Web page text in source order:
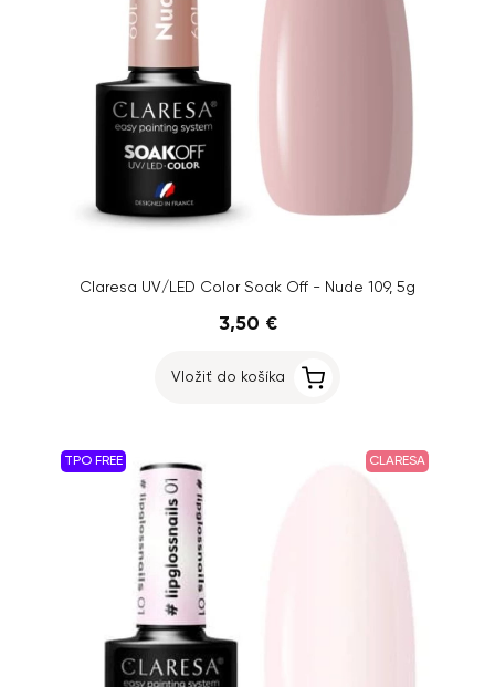
Claresa UV/LED Color Soak Off - Nude 109, 5g
3,50 €
Vložiť do košíka
TPO FREE CLARESA